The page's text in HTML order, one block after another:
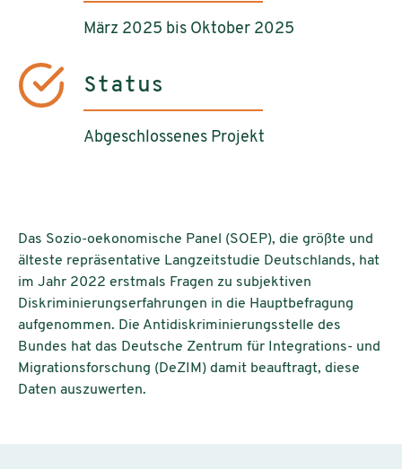
März 2025 bis Oktober 2025
Status
Abgeschlossenes Projekt
Das Sozio-oekonomische Panel (SOEP), die größte und
älteste repräsentative Langzeitstudie Deutschlands, hat
im Jahr 2022 erstmals Fragen zu subjektiven
Diskriminierungserfahrungen in die Hauptbefragung
aufgenommen. Die Antidiskriminierungsstelle des
Bundes hat das Deutsche Zentrum für Integrations- und
Migrationsforschung (DeZIM) damit beauftragt, diese
Daten auszuwerten.